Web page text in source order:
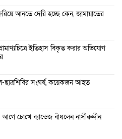
আনতে দেরি হচ্ছে কেন, জামায়াতের
প্রামাণ্যচিত্রে ইতিহাস বিকৃত করার অভিযোগ
ছাত্রশিবির সংঘর্ষ, কয়েকজন আহত
আগে চোখে ব্যান্ডেজ বাঁধলেন নাসীরুদ্দীন